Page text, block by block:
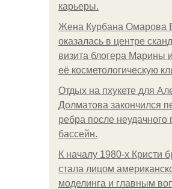
карьеры.
Жена Курбана Омарова
оказалась в центре
визита блогера Марины
её косметологическую
Отдых на пхукете для
Долматова закончился
ребра после неудачного
бассейн.
К началу 1980-х Кристи
стала лицом
моделинга и главным